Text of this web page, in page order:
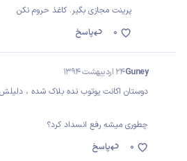
پرینت مجازی بگیر. کاغذ حروم نکن
پاسخ
0
Guney24 اردیبهشت 1394
دوستان اکانت یوتوب نده بلاک شده ، دلیلش
چطوری میشه رفع انسداد کرد؟
پاسخ
0